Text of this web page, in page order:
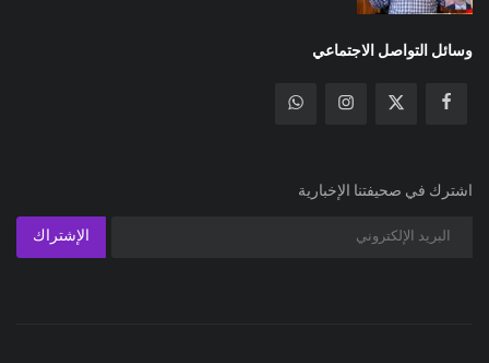
وسائل التواصل الاجتماعي
اشترك في صحيفتنا الإخبارية
الإشتراك